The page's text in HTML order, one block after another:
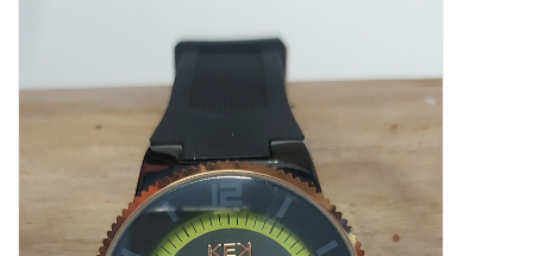
Haaraccesoires
Zonnebrillen